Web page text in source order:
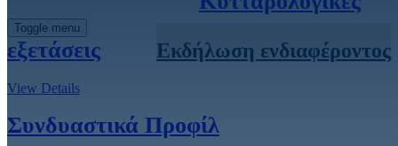
Toggle menu
Eκδήλωση ενδιαφέροντος
εξετάσεις
View Details
Συνδυαστικά Προφίλ